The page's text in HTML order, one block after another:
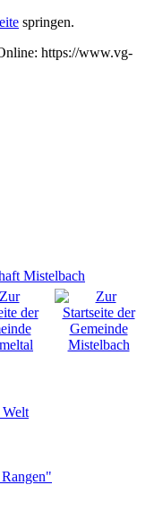
springen.
https://www.vg-
Welt